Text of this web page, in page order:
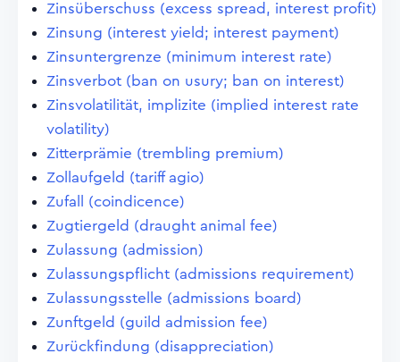
Zinsüberschuss (excess spread, interest profit)
Zinsung (interest yield; interest payment)
Zinsuntergrenze (minimum interest rate)
Zinsverbot (ban on usury; ban on interest)
Zinsvolatilität, implizite (implied interest rate
volatility)
Zitterprämie (trembling premium)
Zollaufgeld (tariff agio)
Zufall (coindicence)
Zugtiergeld (draught animal fee)
Zulassung (admission)
Zulassungspflicht (admissions requirement)
Zulassungsstelle (admissions board)
Zunftgeld (guild admission fee)
Zurückfindung (disappreciation)